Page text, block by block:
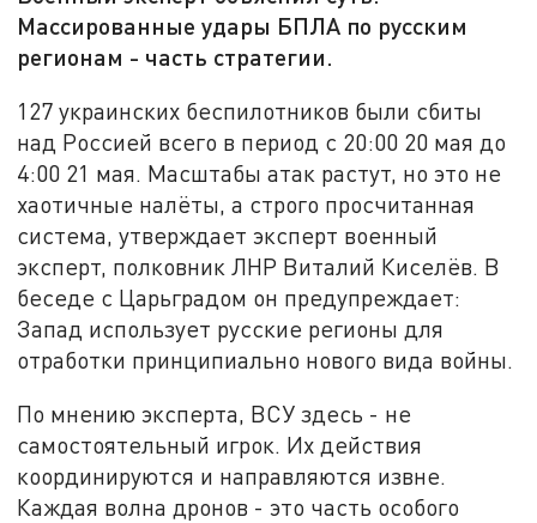
Массированные удары БПЛА по русским
регионам - часть стратегии.
127 украинских беспилотников были сбиты
над Россией всего в период с 20:00 20 мая до
4:00 21 мая. Масштабы атак растут, но это не
хаотичные налёты, а строго просчитанная
система, утверждает эксперт военный
эксперт, полковник ЛНР Виталий Киселёв. В
беседе с Царьградом он предупреждает:
Запад использует русские регионы для
отработки принципиально нового вида войны.
По мнению эксперта, ВСУ здесь - не
самостоятельный игрок. Их действия
координируются и направляются извне.
Каждая волна дронов - это часть особого